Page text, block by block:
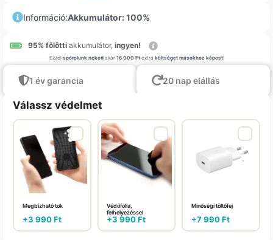
Információ:Akkumulátor: 100%
95% fölötti akkumulátor, ingyen!
Ezzel spórolunk nekedakár 16 000 Ftextra költséget másokhoz képest!
1 év garancia 20 nap elállás
Válassz védelmet
Megbízható tok
+3 990Ft
Védőfólia,
felhelyezéssel
+3 990Ft
Minőségi töltőfej
+7 990Ft